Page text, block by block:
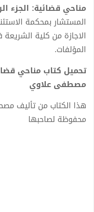
مناحي قضائية: الجزء
المستشار بمحكمة
الاجازة من كلية
المؤلفات.
مصطفى علاوي
هذا الكتاب من تأليف
محفوظة لصاحبها